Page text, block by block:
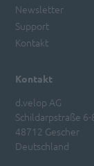
Kontakt
d.velop AG
Schildarpstraße 6-
48712 Gescher
Deutschland
Newsletter
Support
Kontakt